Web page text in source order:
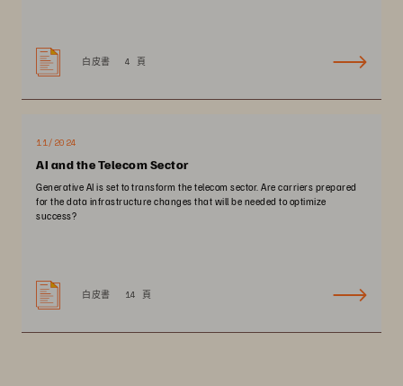
白皮書 4 頁
11/2024
AI and the Telecom Sector
Generative AI is set to transform the telecom sector. Are carriers prepared
for the data infrastructure changes that will be needed to optimize
success?
白皮書 14 頁